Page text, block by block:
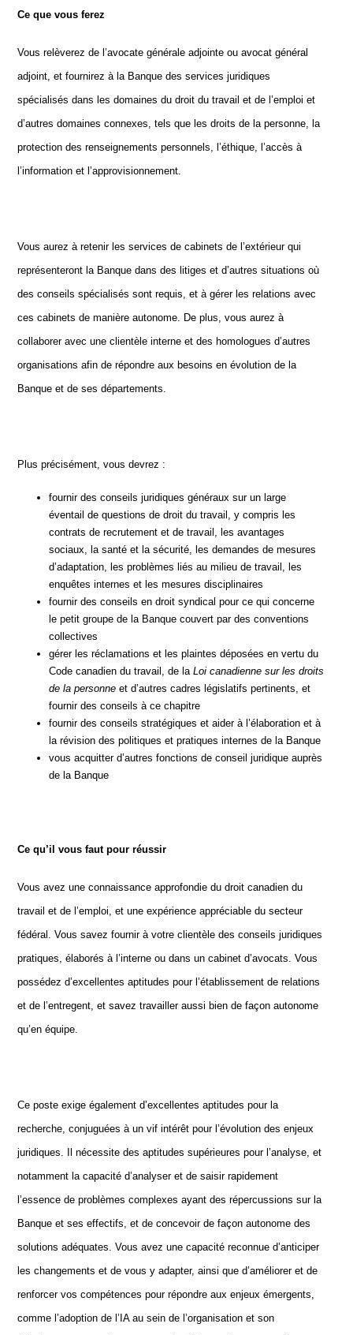
Ce que vous ferez
Vous relèverez de l’avocate générale adjointe ou avocat général
adjoint, et fournirez à la Banque des services juridiques
spécialisés dans les domaines du droit du travail et de l’emploi et
d’autres domaines connexes, tels que les droits de la personne, la
protection des renseignements personnels, l’éthique, l’accès à
l’information et l’approvisionnement.
Vous aurez à retenir les services de cabinets de l’extérieur qui
représenteront la Banque dans des litiges et d’autres situations où
des conseils spécialisés sont requis, et à gérer les relations avec
ces cabinets de manière autonome. De plus, vous aurez à
collaborer avec une clientèle interne et des homologues d’autres
organisations afin de répondre aux besoins en évolution de la
Banque et de ses départements.
Plus précisément, vous devrez :
fournir des conseils juridiques généraux sur un large
éventail de questions de droit du travail, y compris les
contrats de recrutement et de travail, les avantages
sociaux, la santé et la sécurité, les demandes de mesures
d’adaptation, les problèmes liés au milieu de travail, les
enquêtes internes et les mesures disciplinaires
fournir des conseils en droit syndical pour ce qui concerne
le petit groupe de la Banque couvert par des conventions
collectives
gérer les réclamations et les plaintes déposées en vertu du
Code canadien du travail, de la Loi canadienne sur les droits
de la personneet d’autres cadres législatifs pertinents, et
fournir des conseils à ce chapitre
fournir des conseils stratégiques et aider à l’élaboration et à
la révision des politiques et pratiques internes de la Banque
vous acquitter d’autres fonctions de conseil juridique auprès
de la Banque
Ce qu’il vous faut pour réussir
Vous avez une connaissance approfondie du droit canadien du
travail et de l’emploi, et une expérience appréciable du secteur
fédéral. Vous savez fournir à votre clientèle des conseils juridiques
pratiques, élaborés à l’interne ou dans un cabinet d’avocats. Vous
possédez d’excellentes aptitudes pour l’établissement de relations
et de l’entregent, et savez travailler aussi bien de façon autonome
qu’en équipe.
Ce poste exige également d’excellentes aptitudes pour la
recherche, conjuguées à un vif intérêt pour l’évolution des enjeux
juridiques. Il nécessite des aptitudes supérieures pour l’analyse, et
notamment la capacité d’analyser et de saisir rapidement
l’essence de problèmes complexes ayant des répercussions sur la
Banque et ses effectifs, et de concevoir de façon autonome des
solutions adéquates. Vous avez une capacité reconnue d’anticiper
les changements et de vous y adapter, ainsi que d’améliorer et de
renforcer vos compétences pour répondre aux enjeux émergents,
comme l’adoption de l’IA au sein de l’organisation et son